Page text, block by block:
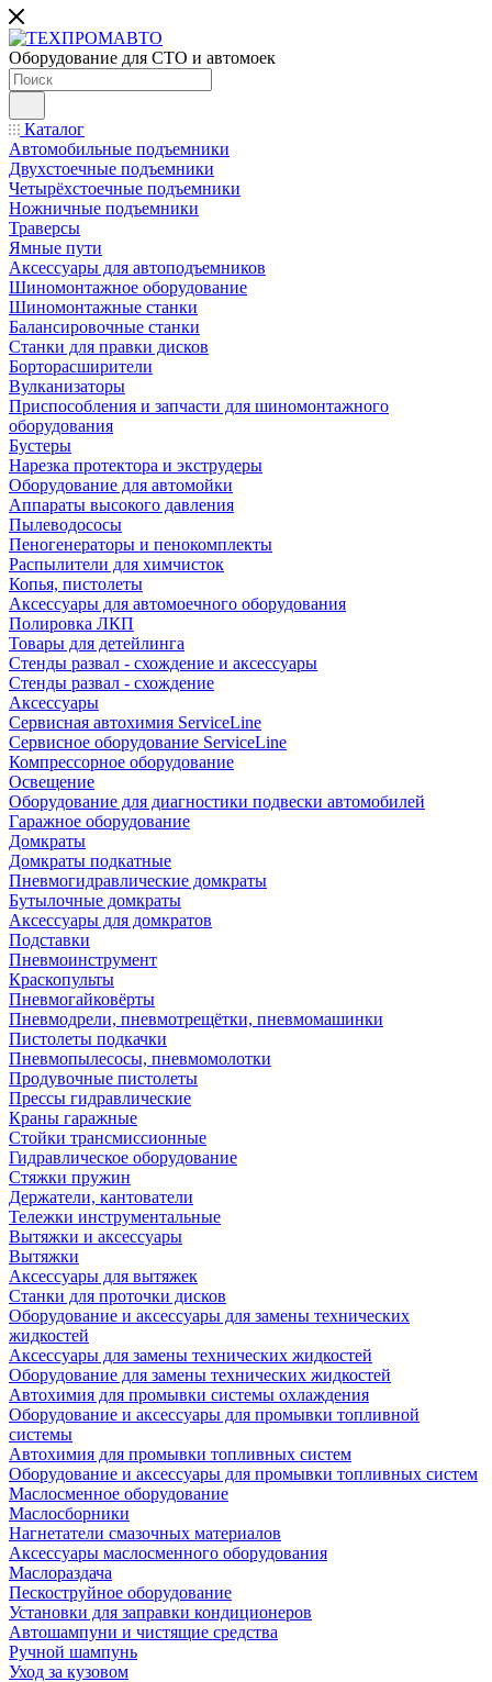
Оборудование для СТО и автомоек
Каталог
Автомобильные подъемники
Двухстоечные подъемники
Четырёхстоечные подъемники
Ножничные подъемники
Траверсы
Ямные пути
Аксессуары для автоподъемников
Шиномонтажное оборудование
Шиномонтажные станки
Балансировочные станки
Станки для правки дисков
Борторасширители
Вулканизаторы
Приспособления и запчасти для шиномонтажного
оборудования
Бустеры
Нарезка протектора и экструдеры
Оборудование для автомойки
Аппараты высокого давления
Пылеводососы
Пеногенераторы и пенокомплекты
Распылители для химчисток
Копья, пистолеты
Аксессуары для автомоечного оборудования
Полировка ЛКП
Товары для детейлинга
Стенды развал - схождение и аксессуары
Стенды развал - схождение
Аксессуары
Сервисная автохимия ServiceLine
Сервисное оборудование ServiceLine
Компрессорное оборудование
Освещение
Оборудование для диагностики подвески автомобилей
Гаражное оборудование
Домкраты
Домкраты подкатные
Пневмогидравлические домкраты
Бутылочные домкраты
Аксессуары для домкратов
Подставки
Пневмоинструмент
Краскопульты
Пневмогайковёрты
Пневмодрели, пневмотрещётки, пневмомашинки
Пистолеты подкачки
Пневмопылесосы, пневмомолотки
Продувочные пистолеты
Прессы гидравлические
Краны гаражные
Стойки трансмиссионные
Гидравлическое оборудование
Стяжки пружин
Держатели, кантователи
Тележки инструментальные
Вытяжки и аксессуары
Вытяжки
Аксессуары для вытяжек
Станки для проточки дисков
Оборудование и аксессуары для замены технических
жидкостей
Аксессуары для замены технических жидкостей
Оборудование для замены технических жидкостей
Автохимия для промывки системы охлаждения
Оборудование и аксессуары для промывки топливной
системы
Автохимия для промывки топливных систем
Оборудование и аксессуары для промывки топливных систем
Маслосменное оборудование
Маслосборники
Нагнетатели смазочных материалов
Аксессуары маслосменного оборудования
Маслораздача
Пескоструйное оборудование
Установки для заправки кондиционеров
Автошампуни и чистящие средства
Ручной шампунь
Уход за кузовом